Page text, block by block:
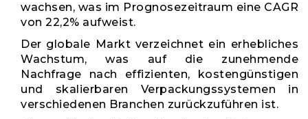
wachsen, was im Prognosezeitraum eine CAGR
von 22,2% aufweist.
Der globale Markt verzeichnet ein erhebliches
Wachstum, was auf die zunehmende
Nachfrage nach effizienten, kostengünstigen
und skalierbaren Verpackungssystemen in
verschiedenen Branchen zurückzuführen ist.